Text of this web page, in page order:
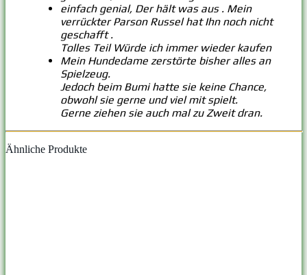
einfach genial, Der hält was aus . Mein
verrückter Parson Russel hat Ihn noch nicht
geschafft .
Tolles Teil Würde ich immer wieder kaufen
Mein Hundedame zerstörte bisher alles an
Spielzeug.
Jedoch beim Bumi hatte sie keine Chance,
obwohl sie gerne und viel mit spielt.
Gerne ziehen sie auch mal zu Zweit dran.
Ähnliche Produkte